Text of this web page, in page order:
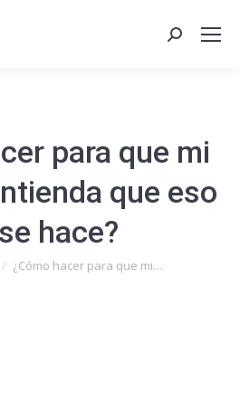
Search:
para que mi
que eso
hace?
¿Cómo hacer para que mi…